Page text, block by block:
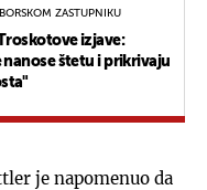
ZASTUPNIKU
izjave:
štetu i prikrivaju
je napomenuo da